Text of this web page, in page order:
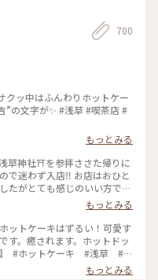
のあるパンで、 とても相性
出ました。 #ヒーリン
谷根千散歩#カヤバ珈琲#モ
散歩フィルム
700
クッ中はふんわりホットケー
”の文字が✨ #浅草 #喫茶店 #
もっとみる
草神社⛩を参拝ささた帰りに
入店‼️ お店はおひと
たがとても感じのいい方で、
なかんじがコーヒー☕️によく
もっとみる
ットケーキはずるい！可愛す
す。癒されます。ホットドッ
もっとみる